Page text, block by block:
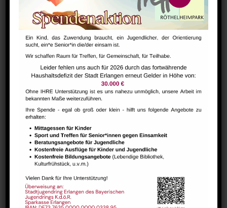
Zum Kalender hinzufügen
Beginn:
September 30, 2023 @
11:00
Ende:
Oktober 1, 2023 @ 21:00
Website:
jugendgipfel.de/
VERANSTALTER
Jugendtreff Easthouse
oja@treffpunkt-
roethelheimpark.de